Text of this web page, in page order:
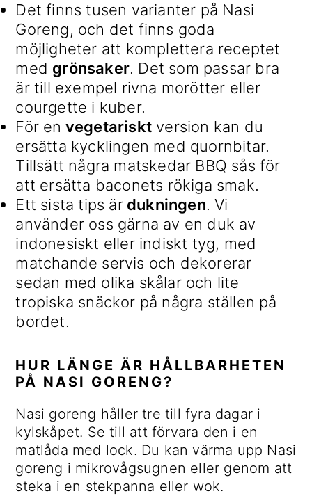
Det finns tusen varianter på Nasi
Goreng, och det finns goda
möjligheter att komplettera receptet
med grönsaker. Det som passar bra
är till exempel rivna morötter eller
courgette i kuber.
För en vegetariskt version kan du
ersätta kycklingen med quornbitar.
Tillsätt några matskedar BBQ sås för
att ersätta baconets rökiga smak.
Ett sista tips ärdukningen. Vi
använder oss gärna av en duk av
indonesiskt eller indiskt tyg, med
matchande servis och dekorerar
sedan med olika skålar och lite
tropiska snäckor på några ställen på
bordet.
HUR LÄNGE ÄR HÅLLBARHETEN
PÅ NASI GORENG?
Nasi goreng håller tre till fyra dagar i
kylskåpet. Se till att förvara den i en
matlåda med lock. Du kan värma upp Nasi
goreng i mikrovågsugnen eller genom att
steka i en stekpanna eller wok.